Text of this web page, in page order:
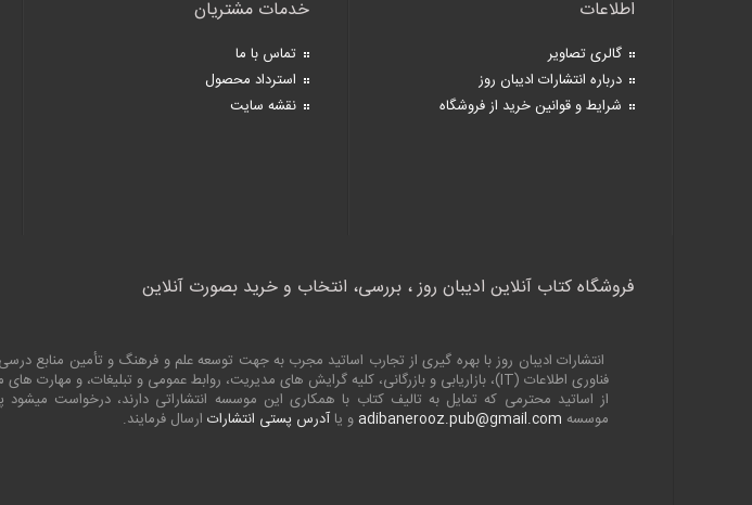
اطلاعات
گالری تصاویر
درباره انتشارات ادیبان روز
شرایط و قوانین خرید از فروشگاه
خدمات مشتریان
تماس با ما
استرداد محصول
نقشه سایت
فروشگاه کتاب آنلاین ادیبان روز ، بررسی، انتخاب و خرید بصورت آنلاین
انتشارات ادیبان روز با بهره گیری از تجارب اساتید مجرب به جهت توسعه علم و فرهنگ و تأمین
فناوری اطلاعات (IT)، بازاریابی و بازرگانی، کلیه گرایش های مدیریت، روابط عمومی و تبلیغات، و مهارت
از اساتید محترمی که تمایل به تالیف کتاب با همکاری این موسسه انتشاراتی دارند، درخواست
موسسه adibanerooz.pub@gmail.comو یا آدرس پستی انتشارات ارسال فرمایند.